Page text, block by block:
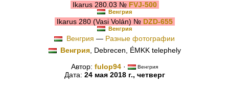
Ikarus 280.03 № FVJ-500
Венгрия
Ikarus 280 (Vasi Volán) № DZD-655
Венгрия
Венгрия — Разные фотографии
Венгрия, Debrecen, ÉMKK telephely
Автор: fulop94 · Венгрия
Дата: 24 мая 2018 г., четверг